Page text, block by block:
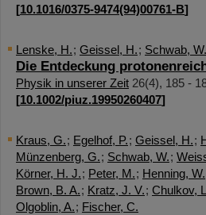
[10.1016/0375-9474(94)00761-B]
Lenske, H.; Geissel, H.; Schwab, W.
Die Entdeckung
Physik in unserer Zeit 26(4), 185 -
[10.1002/piuz.19950260407]
Kraus, G.; Egelhof, P.; Geissel, H.;
Münzenberg, G.; Schwab, W.;
Körner, H. J.; Peter, M.; Henning, W.
Brown, B. A.; Kratz, J. V.; Chulkov,
Olgoblin, A.; Fischer, C.